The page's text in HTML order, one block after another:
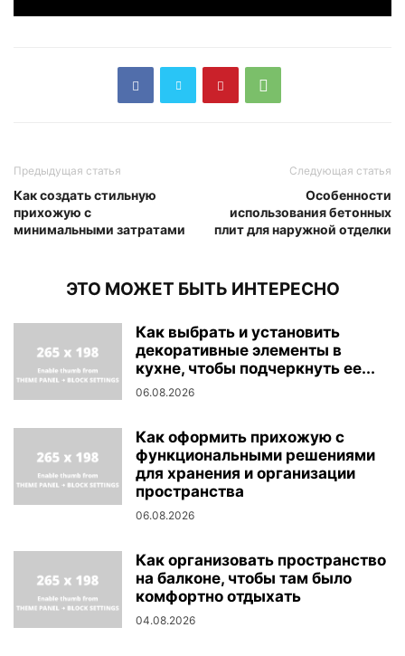
Предыдущая статья
Как создать стильную
прихожую с
минимальными затратами
Следующая статья
Особенности
использования бетонных
плит для наружной отделки
ЭТО МОЖЕТ БЫТЬ ИНТЕРЕСНО
Как выбрать и установить
декоративные элементы в
кухне, чтобы подчеркнуть ее...
06.08.2026
Как оформить прихожую с
функциональными решениями
для хранения и организации
пространства
06.08.2026
Как организовать пространство
на балконе, чтобы там было
комфортно отдыхать
04.08.2026